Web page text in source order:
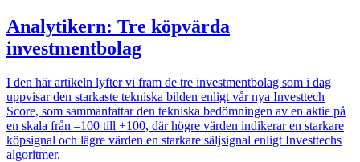
Analytikern: Tre köpvärda
investmentbolag
I den här artikeln lyfter vi fram de tre investmentbolag som i dag
uppvisar den starkaste tekniska bilden enligt vår nya Investtech
Score, som sammanfattar den tekniska bedömningen av en aktie på
en skala från –100 till +100, där högre värden indikerar en starkare
köpsignal och lägre värden en starkare säljsignal enligt Investtechs
algoritmer.